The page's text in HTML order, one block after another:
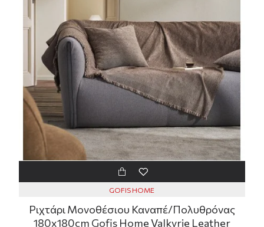
GOFIS HOME
Ριχτάρι Μονοθέσιου Καναπέ/Πολυθρόνας
180x180cm Gofis Home Valkyrie Leather